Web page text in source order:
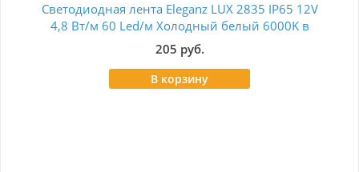
Светодиодная лента Eleganz LUX 2835 IP65 12V
4,8 Вт/м 60 Led/м Холодный белый 6000K в
силиконе (цена за метр) EL-LS65-48W
205 руб.
В корзину